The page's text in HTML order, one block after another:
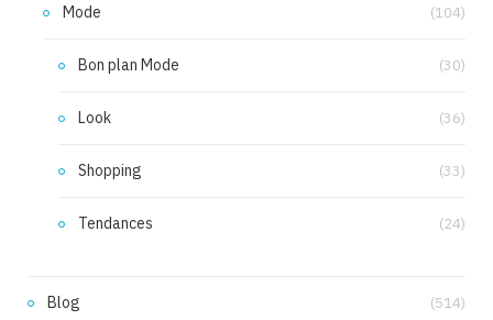
Mode (104)
Bon plan Mode (30)
Look (36)
Shopping (33)
Tendances (24)
Blog (514)